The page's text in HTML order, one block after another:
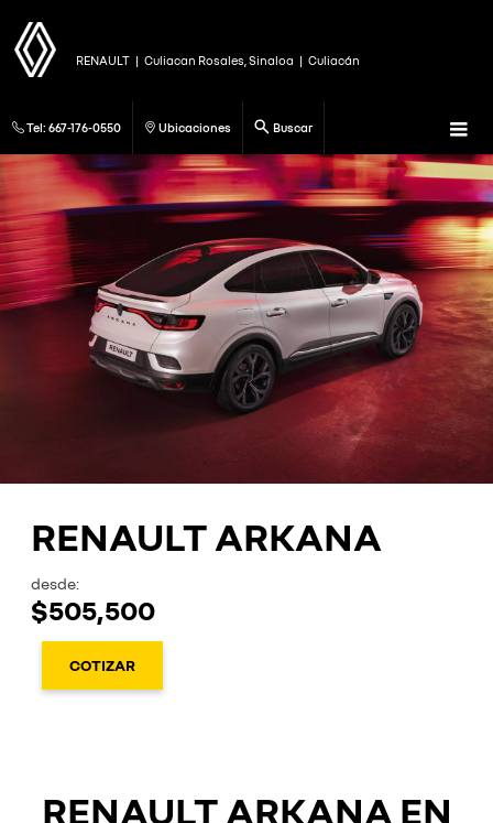
RENAULT | Culiacan Rosales, Sinaloa | Culiacán
Tel: 667-176-0550 Ubicaciones Buscar
RENAULT ARKANA
desde:
$505,500
COTIZAR
RENAULT ARKANA EN